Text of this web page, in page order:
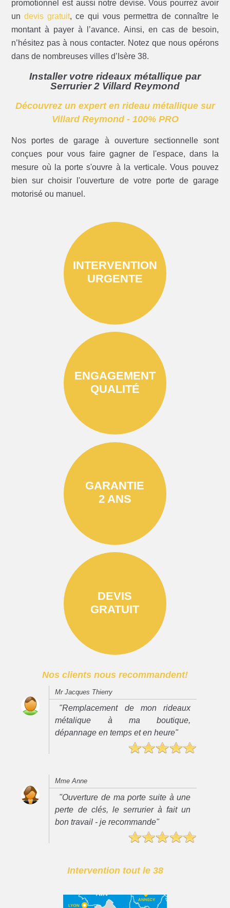
promotionnel est aussi notre devise. Vous pourrez avoir
undevis gratuit, ce qui vous permettra de connaître le
montant à payer à l’avance. Ainsi, en cas de besoin,
n’hésitez pas à nous contacter. Notez que nous opérons
dans de nombreuses villes d’Isère 38.
Installer votre rideaux métallique par
Serrurier 2 Villard Reymond
Découvrez un expert en rideau métallique sur
Villard Reymond - 100% PRO
Nos portes de garage à ouverture sectionnelle sont
conçues pour vous faire gagner de l'espace, dans la
mesure où la porte s'ouvre à la verticale. Vous pouvez
bien sur choisir l'ouverture de votre porte de garage
motorisé ou manuel.
INTERVENTION
URGENTE
ENGAGEMENT
QUALITÉ
GARANTIE
2 ANS
DEVIS
GRATUIT
Nos clients nous recommandent!
Mr Jacques Thierry
"Remplacement de mon rideaux
métalique à ma boutique,
dépannage en temps et en heure"
Mme Anne
"Ouverture de ma porte suite à une
perte de clés, le serrurier à fait un
bon travail - je recommande"
Intervention tout le 38